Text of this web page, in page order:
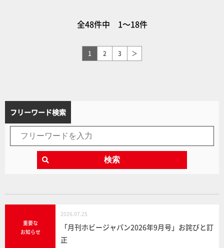
Warhammer」始動！】
スメのアイテムも紹介【ウォ
全48件中 1～18件
1 2 3 ＞
フリーワード検索
検索
重要な
お知らせ
2026.07.25
「月刊ホビージャパン2026年9月号」お詫びと訂
正